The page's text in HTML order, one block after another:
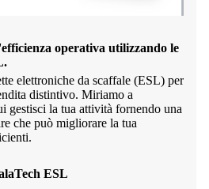
operativa utilizzando le
elettroniche da scaffale (ESL) per
distintivo. Miriamo a
gestisci la tua attività fornendo una
che può migliorare la tua
ESL